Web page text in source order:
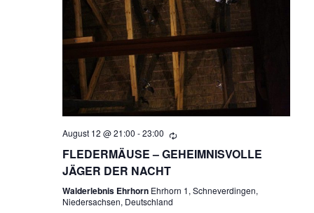
August 12 @ 21:00 -23:00
FLEDERMÄUSE – GEHEIMNISVOLLE
JÄGER DER NACHT
Walderlebnis Ehrhorn Ehrhorn 1, Schneverdingen,
Niedersachsen, Deutschland